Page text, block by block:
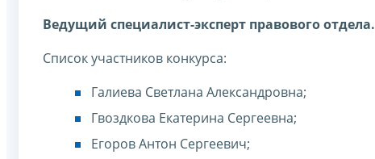
Ведущий специалист-эксперт правового отдела.
Список участников конкурса:
Галиева Светлана Александровна;
Гвоздкова Екатерина Сергеевна;
Егоров Антон Сергеевич;